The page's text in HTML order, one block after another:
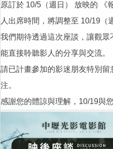
原訂於 10/5（週日） 放映的 《
人出席時間，將調整至 10/19（
我們期待透過這次座談，讓觀
能直接聆聽影人的分享與交流。
請已計畫參加的影迷朋友特別
注。
感謝您的體諒與理解，10/19與